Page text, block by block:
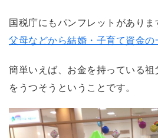
国税庁にもパンフレットがありま
父母などから結婚・子育て資金
簡単いえば、お金を持っている
をうつそうということです。